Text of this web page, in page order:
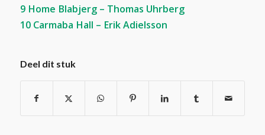
9 Home Blabjerg – Thomas Uhrberg
10 Carmaba Hall – Erik Adielsson
Deel dit stuk